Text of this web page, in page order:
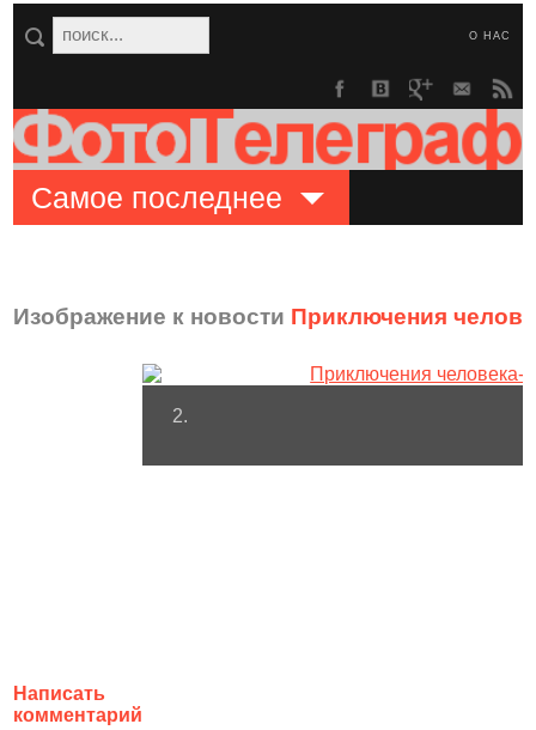
О НАС
Самое последнее
Изображение к новости Приключения
Написать
комментарий
2.